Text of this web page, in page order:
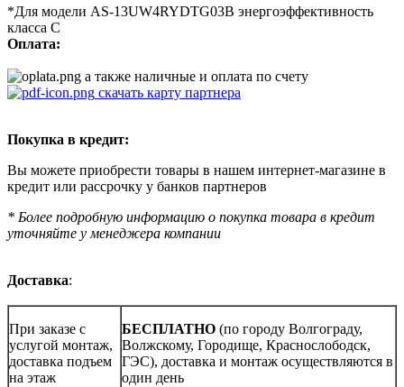
*Для модели AS-13UW4RYDTG03B энергоэффективность
класса С
Оплата:
а также наличные и оплата по счету
скачать карту партнера
Покупка в кредит:
Вы можете приобрести товары в нашем интернет-магазине в
кредит или рассрочку у банков партнеров
* Более подробную информацию о покупка товара в кредит
уточняйте у менеджера компании
Доставка:
При заказе с
услугой монтаж,
доставка подъем
на этаж
БЕСПЛАТНО (по городу Волгограду,
Волжскому, Городище, Краснослободск,
ГЭС), доставка и монтаж осуществляются в
один день